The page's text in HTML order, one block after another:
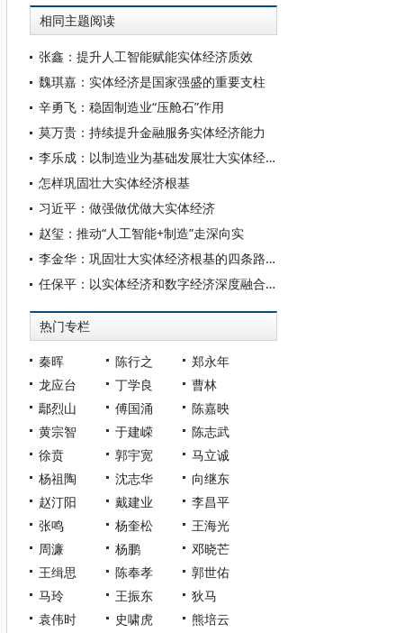
相同主题阅读
张鑫：提升人工智能赋能实体经济质效
魏琪嘉：实体经济是国家强盛的重要支柱
辛勇飞：稳固制造业“压舱石”作用
莫万贵：持续提升金融服务实体经济能力
李乐成：以制造业为基础发展壮大实体经济
怎样巩固壮大实体经济根基
习近平：做强做优做大实体经济
赵玺：推动“人工智能+制造”走深向实
李金华：巩固壮大实体经济根基的四条路径
任保平：以实体经济和数字经济深度融合巩固壮大实体经济根基
热门专栏
秦晖 陈行之
郑永年
龙应台
丁学良
曹林
鄢烈山
傅国涌
陈嘉映
黄宗智
于建嵘
陈志武
徐贲
郭宇宽
马立诚
杨祖陶
沈志华
向继东
赵汀阳
戴建业
李昌平
张鸣
杨奎松
王海光
周濂
杨鹏
邓晓芒
王缉思
陈奉孝
郭世佑
马玲
王振东
狄马
袁伟时
史啸虎
熊培云